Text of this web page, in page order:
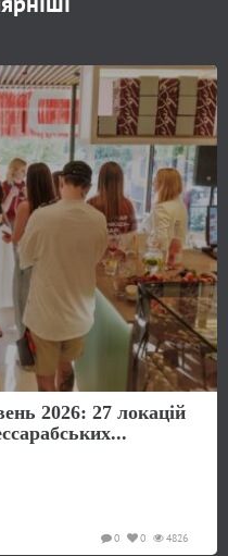
2026: 27 локацій
4826
0
0